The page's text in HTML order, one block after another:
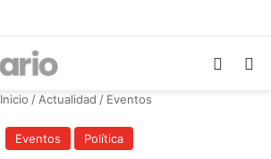
Inicio /Actualidad / Eventos
Eventos Política